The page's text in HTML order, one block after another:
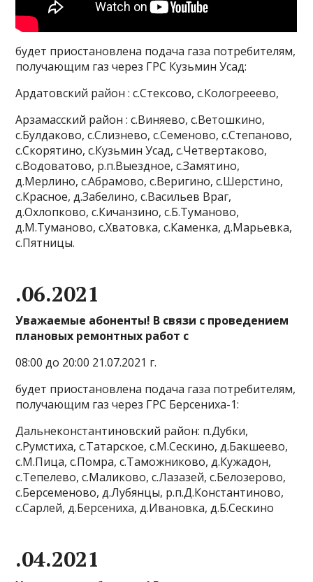
будет приостановлена подача газа потребителям,
получающим газ через ГРС Кузьмин Усад:
Ардатовский район : с.Стексово, с.Кологрееево,
Арзамасский район : с.Виняево, с.Ветошкино,
с.Булдаково, с.Слизнево, с.Семеново, с.Степаново,
с.Скорятино, с.Кузьмин Усад, с.Четвертаково,
с.Водоватово, р.п.Выездное, с.Замятино,
д.Мерлино, с.Абрамово, с.Веригино, с.Шерстино,
с.Красное, д.Забелино, с.Васильев Враг,
д.Охлопково, с.Кичанзино, с.Б.Туманово,
д.М.Туманово, с.Хватовка, с.Каменка, д.Марьевка,
с.Пятницы.
.06.2021
Уважаемые абоненты! В связи с проведением
плановых ремонтных работ с
08:00 до 20:00 21.07.2021 г.
будет приостановлена подача газа потребителям,
получающим газ через ГРС Берсениха-1:
Дальнеконстантиновский район: п.Дубки,
с.Румстиха, с.Татарское, с.М.Сескино, д.Бакшеево,
с.М.Пица, с.Помра, с.Таможниково, д.Кужадон,
с.Тепелево, с.Маликово, с.Лазазей, с.Белозерово,
с.Берсеменово, д.Лубянцы, р.п.Д.Константиново,
с.Сарлей, д.Берсениха, д.Ивановка, д.Б.Сескино
.04.2021